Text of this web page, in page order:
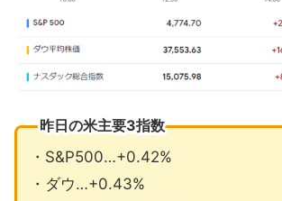
昨日の米主要3指数
・S&P500…+0.42%
・ダウ…+0.43%